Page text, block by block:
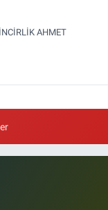
AHMET
Yanı Akua Florya